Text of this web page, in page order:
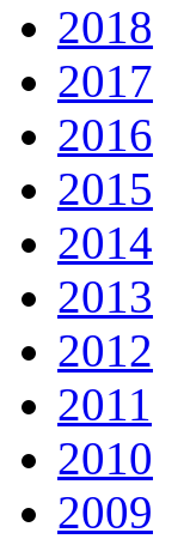
2018
2017
2016
2015
2014
2013
2012
2011
2010
2009